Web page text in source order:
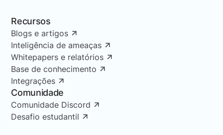
Recursos
Blogs e artigos
Inteligência de ameaças
Whitepapers e relatórios
Base de conhecimento
Integrações
Comunidade
Comunidade Discord
Desafio estudantil